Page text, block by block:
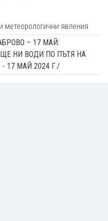
метеорологични явления
– 17 МАЙ:
НИ ВОДИ ПО ПЪТЯ НА
17 МАЙ 2024 Г./